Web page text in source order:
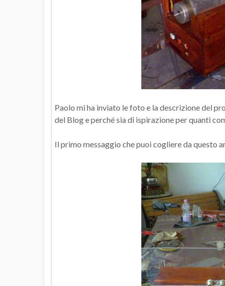
Paolo mi ha inviato le foto e la descrizione del
del Blog e perché sia di ispirazione per quanti
Il primo messaggio che puoi cogliere da questo